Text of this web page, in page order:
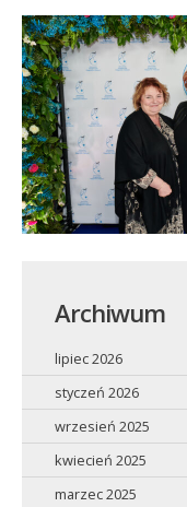
Archiwum
lipiec 2026
styczeń 2026
wrzesień 2025
kwiecień 2025
marzec 2025